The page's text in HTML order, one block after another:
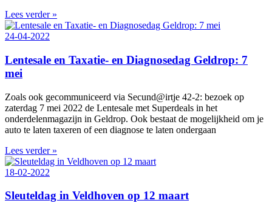
Lees verder »
24-04-2022
Lentesale en Taxatie- en Diagnosedag Geldrop: 7
mei
Zoals ook gecommuniceerd via Secund@irtje 42-2: bezoek op
zaterdag 7 mei 2022 de Lentesale met Superdeals in het
onderdelenmagazijn in Geldrop. Ook bestaat de mogelijkheid om je
auto te laten taxeren of een diagnose te laten ondergaan
Lees verder »
18-02-2022
Sleuteldag in Veldhoven op 12 maart